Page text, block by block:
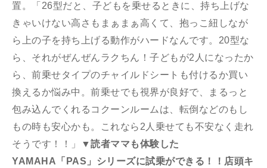
置。「26型だと、子どもを乗せるときに、持ち上げな
きゃいけない高さもまぁまぁ高くて、抱っこ紐しなが
ら上の子を持ち上げる動作がハードなんです。20型な
ら、それがぜんぜんラクちん！子どもが2人になったか
ら、前乗せタイプのチャイルドシートも付けるか買い
換えるか悩み中。前乗せでも視界が良好で、まるっと
包み込んでくれるコクーンルームは、転倒などのもし
もの時も安心かも。これなら2人乗せても不安なく走れ
そうです！！」
▼読者ママも体験した
YAMAHA「PAS」シリーズに試乗ができる！！店頭キ